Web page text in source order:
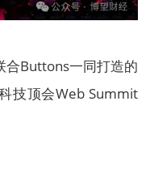
合Buttons一同打造的
技顶会Web Summit